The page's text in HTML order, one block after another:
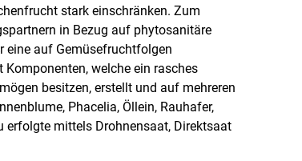
stark einschränken. Zum
in Bezug auf phytosanitäre
eine auf Gemüsefruchtfolgen
welche ein rasches
besitzen, erstellt und auf mehreren
Phacelia, Öllein, Rauhafer,
erfolgte mittels Drohnensaat, Direktsaat